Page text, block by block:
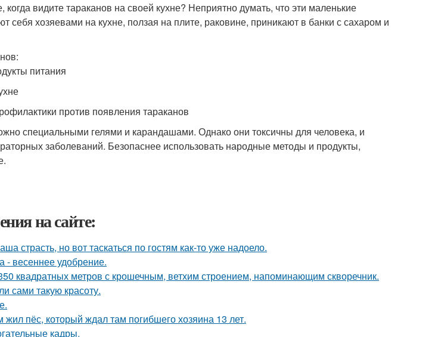
видите тараканов на своей кухне? Неприятно думать, что эти маленькие
себя хозяевами на кухне, ползая на плите, раковине, приникают в банки с сахаром и
питания
против появления тараканов
специальными гелями и карандашами. Однако они токсичны для человека, и
заболеваний. Безопаснее использовать народные методы и продукты,
на сайте:
страсть, но вот таскаться по гостям как-то уже надоело.
- весеннее удобрение.
квадратных метров с крошечным, ветхим строением, напоминающим скворечник.
сами такую красоту.
жил пёс, который ждал там погибшего хозяина 13 лет.
кадры.